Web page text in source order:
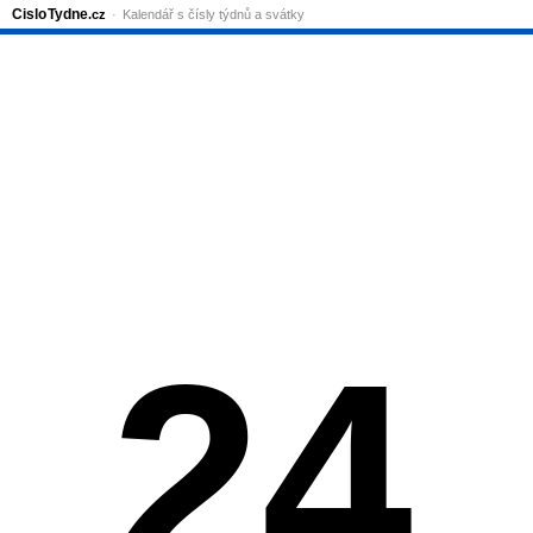
CisloTydne.cz Kalendář s čísly týdnů a svátky